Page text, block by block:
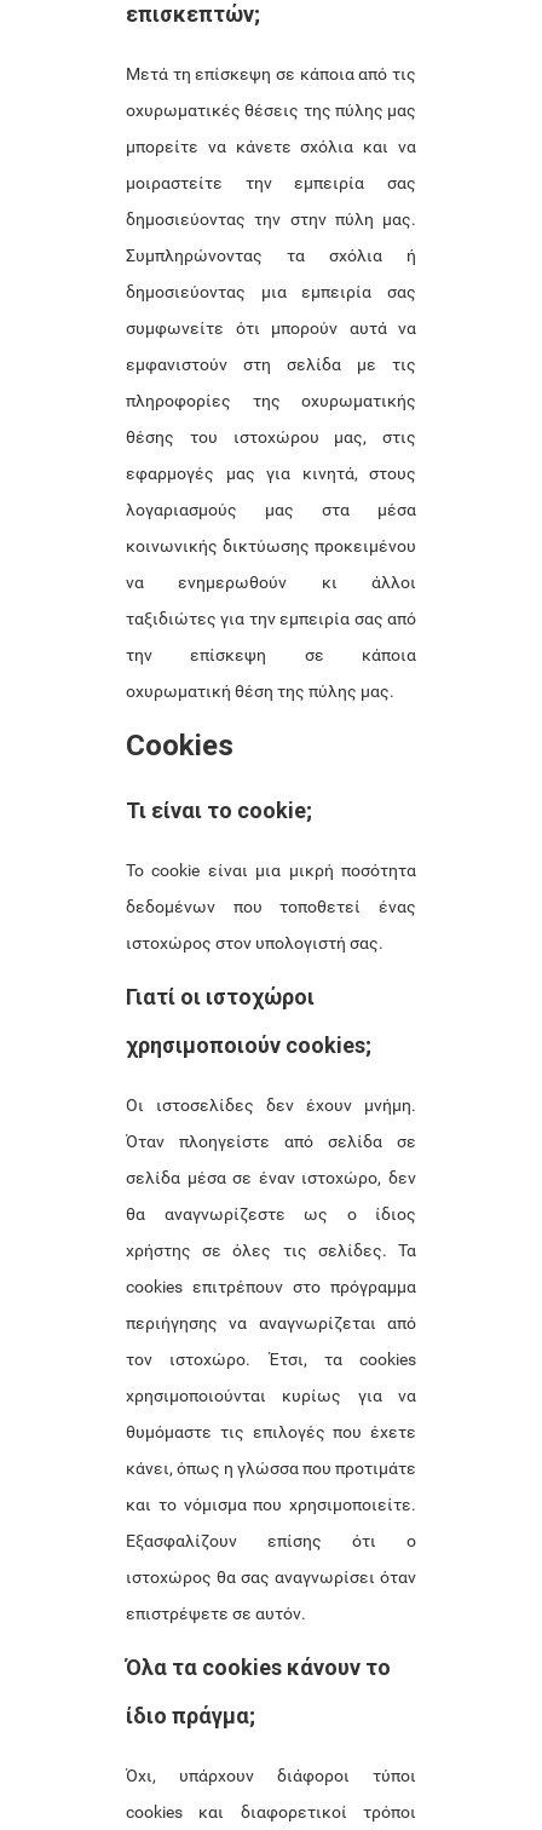
επισκεπτών;
Μετά τη επίσκεψη σε κάποια από τις
οχυρωματικές θέσεις της πύλης μας
μπορείτε να κάνετε σχόλια και να
μοιραστείτε την εμπειρία σας
δημοσιεύοντας την στην πύλη μας.
Συμπληρώνοντας τα σχόλια ή
δημοσιεύοντας μια εμπειρία σας
συμφωνείτε ότι μπορούν αυτά να
εμφανιστούν στη σελίδα με τις
πληροφορίες της οχυρωματικής
θέσης του ιστοχώρου μας, στις
εφαρμογές μας για κινητά, στους
λογαριασμούς μας στα μέσα
κοινωνικής δικτύωσης προκειμένου
να ενημερωθούν κι άλλοι
ταξιδιώτες για την εμπειρία σας από
την επίσκεψη σε κάποια
οχυρωματική θέση της πύλης μας.
Cookies
Τι είναι το cookie;
Το cookie είναι μια μικρή ποσότητα
δεδομένων που τοποθετεί ένας
ιστοχώρος στον υπολογιστή σας.
Γιατί οι ιστοχώροι
χρησιμοποιούν cookies;
Οι ιστοσελίδες δεν έχουν μνήμη.
Όταν πλοηγείστε από σελίδα σε
σελίδα μέσα σε έναν ιστοχώρο, δεν
θα αναγνωρίζεστε ως ο ίδιος
χρήστης σε όλες τις σελίδες. Τα
cookies επιτρέπουν στο πρόγραμμα
περιήγησης να αναγνωρίζεται από
τον ιστοχώρο. Έτσι, τα cookies
χρησιμοποιούνται κυρίως για να
θυμόμαστε τις επιλογές που έχετε
κάνει, όπως η γλώσσα που προτιμάτε
και το νόμισμα που χρησιμοποιείτε.
Εξασφαλίζουν επίσης ότι ο
ιστοχώρος θα σας αναγνωρίσει όταν
επιστρέψετε σε αυτόν.
Όλα τα cookies κάνουν το
ίδιο πράγμα;
Όχι, υπάρχουν διάφοροι τύποι
cookies και διαφορετικοί τρόποι